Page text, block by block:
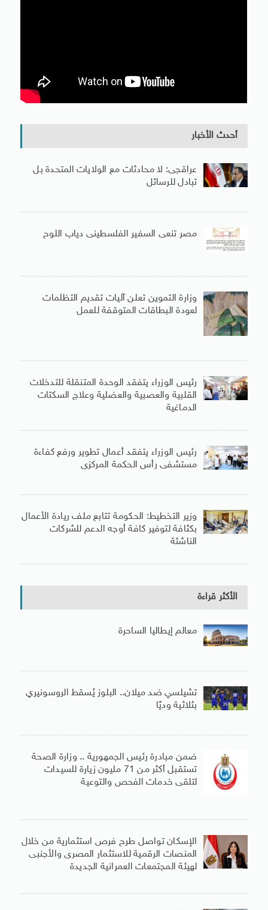
أحدث الأخبار
عراقجى: لا محادثات مع الولايات المتحدة بل
تبادل للرسائل
مصر تنعى السفير الفلسطينى دياب اللوح
وزارة التموين تعلن آليات تقديم التظلمات
لعودة البطاقات المتوقفة للعمل
رئيس الوزراء يتفقد الوحدة المتنقلة للتدخلات
القلبية والعصبية والعضلية وعلاج السكتات
الدماغية
رئيس الوزراء يتفقد أعمال تطوير ورفع كفاءة
مستشفى رأس الحكمة المركزى
وزير التخطيط: الحكومة تتابع ملف ريادة الأعمال
بكثافة لتوفير كافة أوجه الدعم للشركات
الناشئة
الأكثر قراءة
معالم إيطاليا الساحرة
تشيلسي ضد ميلان.. البلوز يُسقط الروسونيري
بثلاثية وديًا
ضمن مبادرة رئيس الجمهورية .. وزارة الصحة
تستقبل أكثر من 71 مليون زيارة للسيدات
لتلقى خدمات الفحص والتوعية
الإسكان تواصل طرح فرص استثمارية من خلال
المنصات الرقمية للاستثمار المصرى والأجنبى
لهيئة المجتمعات العمرانية الجديدة